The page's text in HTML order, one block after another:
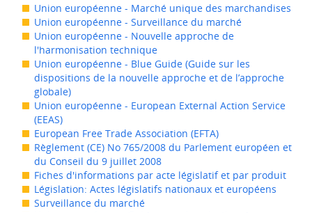
Union européenne - Marché unique des marchandises
Union européenne - Surveillance du marché
Union européenne - Nouvelle approche de
l'harmonisation technique
Union européenne - Blue Guide (Guide sur les
dispositions de la nouvelle approche et de l’approche
globale)
Union européenne - European External Action Service
(EEAS)
European Free Trade Association (EFTA)
Règlement (CE) No 765/2008 du Parlement européen et
du Conseil du 9 juillet 2008
Fiches d'informations par acte législatif et par produit
Législation: Actes législatifs nationaux et européens
Surveillance du marché